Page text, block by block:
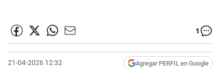
1
21-04-2026 12:32 Agregar PERFIL en Google